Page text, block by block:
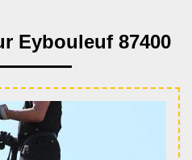
Eybouleuf 87400